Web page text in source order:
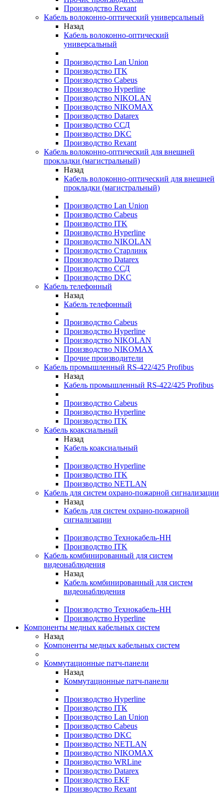
Производство Rexant
Кабель волоконно-оптический универсальный
Назад
Кабель волоконно-оптический
универсальный
Производство Lan Union
Производство ITK
Производство Cabeus
Производство Hyperline
Производство NIKOLAN
Производство NIKOMAX
Производство Datarex
Производство ССД
Производство DKC
Производство Rexant
Кабель волоконно-оптический для внешней
прокладки (магистральный)
Назад
Кабель волоконно-оптический для внешней
прокладки (магистральный)
Производство Lan Union
Производство Cabeus
Производство ITK
Производство Hyperline
Производство NIKOLAN
Производство Старлинк
Производство Datarex
Производство ССД
Производство DKC
Кабель телефонный
Назад
Кабель телефонный
Производство Cabeus
Производство Hyperline
Производство NIKOLAN
Производство NIKOMAX
Прочие производители
Кабель промышленный RS-422/425 Profibus
Назад
Кабель промышленный RS-422/425 Profibus
Производство Cabeus
Производство Hyperline
Производство ITK
Кабель коаксиальный
Назад
Кабель коаксиальный
Производство Hyperline
Производство ITK
Производство NETLAN
Кабель для систем охрано-пожарной сигнализации
Назад
Кабель для систем охрано-пожарной
сигнализации
Производство Технокабель-НН
Производство ITK
Кабель комбинированный для систем
видеонаблюдения
Назад
Кабель комбинированный для систем
видеонаблюдения
Производство Технокабель-НН
Производство Hyperline
Компоненты медных кабельных систем
Назад
Компоненты медных кабельных систем
Коммутационные патч-панели
Назад
Коммутационные патч-панели
Производство Hyperline
Производство ITK
Производство Lan Union
Производство Cabeus
Производство DKC
Производство NETLAN
Производство NIKOMAX
Производство WRLine
Производство Datarex
Производство EKF
Производство Rexant